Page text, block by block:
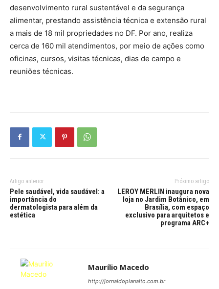
desenvolvimento rural sustentável e da segurança
alimentar, prestando assistência técnica e extensão rural
a mais de 18 mil propriedades no DF. Por ano, realiza
cerca de 160 mil atendimentos, por meio de ações como
oficinas, cursos, visitas técnicas, dias de campo e
reuniões técnicas.
Artigo anterior
Pele saudável, vida saudável: a
importância do
dermatologista para além da
estética
Próximo artigo
LEROY MERLIN inaugura nova
loja no Jardim Botânico, em
Brasília, com espaço
exclusivo para arquitetos e
programa ARC+
Maurílio Macedo
http://jornaldoplanalto.com.br